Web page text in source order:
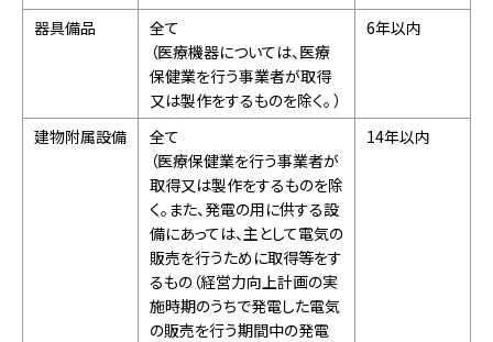
器具備品
全て
（医療機器については、医療
保健業を行う事業者が取得
又は製作をするものを除く。 ）
6年以内
建物附属設備
全て
（医療保健業を行う事業者が
取得又は製作をするものを除
く。また、発電の用に供する設
備にあっては、主として電気の
販売を行うために取得等をす
るもの（経営力向上計画の実
施時期のうちで発電した電気
の販売を行う期間中の発電
14年以内